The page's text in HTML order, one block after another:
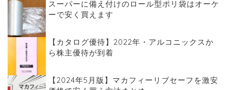
スーパーに備え付けのロール型ポリ袋はオーケ
ーで安く買えます
【カタログ優待】2022年・アルコニックスか
ら株主優待が到着
【2024年5月版】マカフィーリブセーフを激安